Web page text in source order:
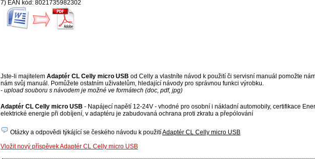
7) EAN kód: 8021735982302
Jste-li majitelem Adaptér CL Celly micro USB od Celly a vlastníte návod k použití či servisní manuál pomožte
nám svůj manuál. Pomůžete ostatním uživatelům, hledající návody pro správnou funkci výrobku.
- upload souboru s návodem je možné ve formátech (doc, pdf, jpg)
Adaptér CL Celly micro USB - Napájecí napětí 12-24V - vhodné pro osobní i nákladní automobily, certifikace
elektrické energie při dobíjení, v adaptéru je zabudovaná ochrana proti zkratu a přepólování
Otázky a odpovědi týkájící se českého návodu k použitíAdaptér CL Celly micro USB
Vložit nový příspěvek Adaptér CL Celly micro USB